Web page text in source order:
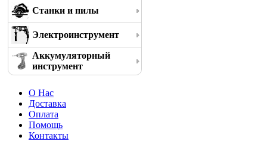
Станки и пилы
Электроинструмент
Аккумуляторный
инструмент
О Нас
Доставка
Оплата
Помощь
Контакты